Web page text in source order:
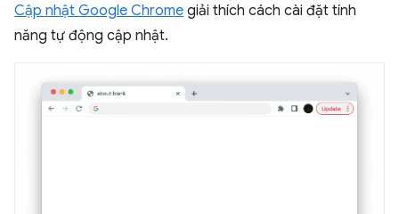
Cập nhật Google Chrome giải thích cách cài đặt tính
năng tự động cập nhật.